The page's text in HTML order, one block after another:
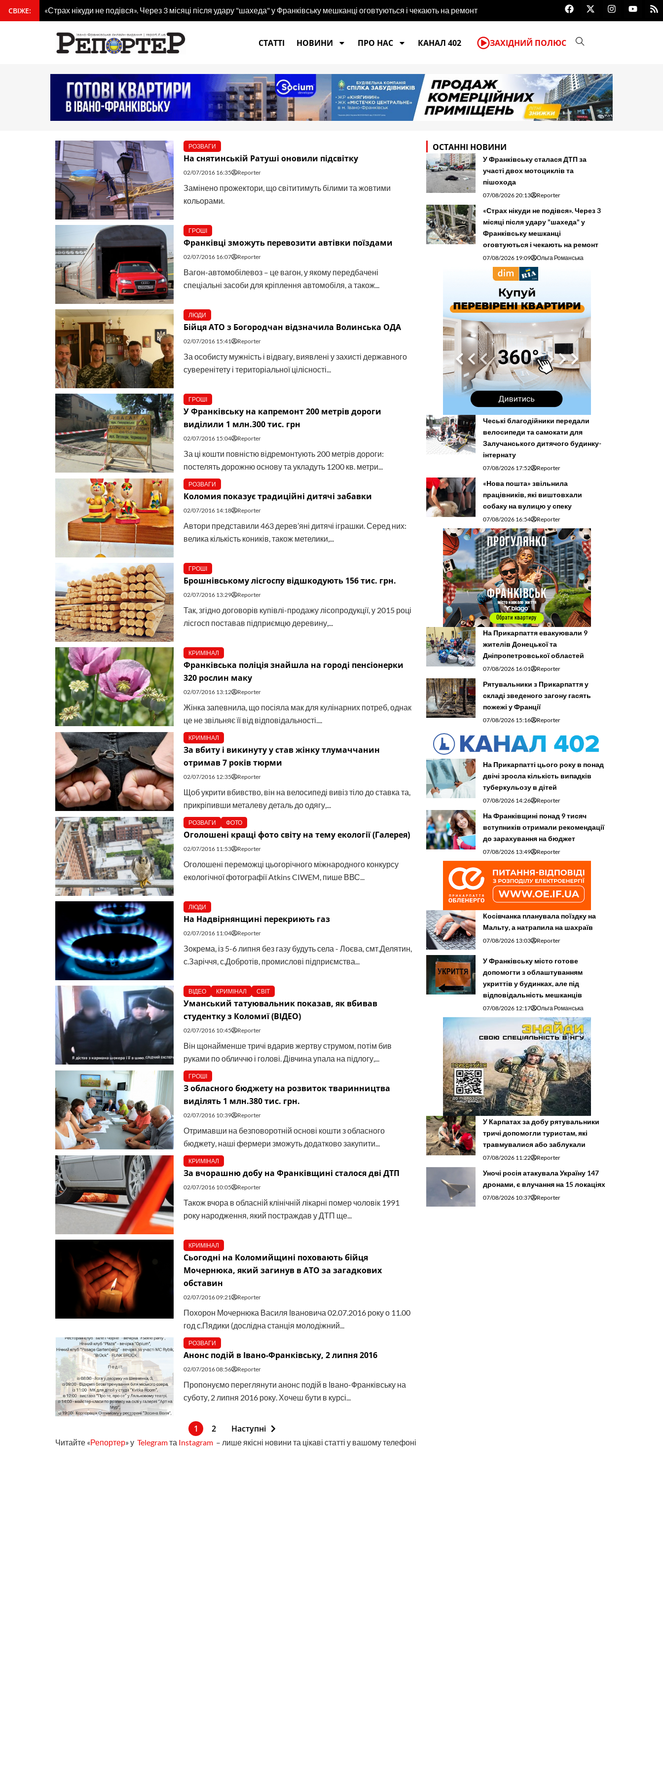
вмісту
СВІЖЕ: «Страх нікуди не подівся». Через 3 місяці після удару "шахеда" у Франківську мешканці оговтуються і чекають на ремонт Чеські благодійники передали
F
a
c
X
-
t
r
I
n
s
m
Y
o
u
R
s
s
СТАТТІ
НОВИНИ ПРО НАС КАНАЛ 402 ЗАХІДНИЙ ПОЛЮС
РОЗВАГИ
На снятинській Ратуші оновили підсвітку
02/07/2016 16:35 Reporter
Замінено прожектори, що світитимуть білими та жовтими
кольорами.
ГРОШІ
Франківці зможуть перевозити автівки поїздами
02/07/2016 16:07 Reporter
Вагон-автомобілевоз – це вагон, у якому передбачені
спеціальні засоби для кріплення автомобіля, а також...
ЛЮДИ
Бійця АТО з Богородчан відзначила Волинська ОДА
02/07/2016 15:41 Reporter
За особисту мужність і відвагу, виявлені у захисті державного
суверенітету і територіальної цілісності...
ГРОШІ
У Франківську на капремонт 200 метрів дороги
виділили 1 млн.300 тис. грн
02/07/2016 15:04 Reporter
За ці кошти повністю відремонтують 200 метрів дороги:
постелять дорожню основу та укладуть 1200 кв. метри...
РОЗВАГИ
Коломия показує традиційні дитячі забавки
02/07/2016 14:18 Reporter
Автори представили 463 дерев’яні дитячі іграшки. Серед них:
велика кількість коників, також метелики,...
ГРОШІ
Брошнівському лісгоспу відшкодують 156 тис. грн.
02/07/2016 13:29 Reporter
Так, згідно договорів купівлі-продажу лісопродукції, у 2015 році
лісгосп поставав підприємцю деревину,...
КРИМІНАЛ
Франківська поліція знайшла на городі пенсіонерки
320 рослин маку
02/07/2016 13:12 Reporter
Жінка запевнила, що посіяла мак для кулінарних потреб, однак
це не звільняє її від відповідальності....
КРИМІНАЛ
За вбиту і викинуту у став жінку тлумаччанин
отримав 7 років тюрми
02/07/2016 12:35 Reporter
Щоб укрити вбивство, він на велосипеді вивіз тіло до ставка та,
прикріпивши металеву деталь до одягу,...
РОЗВАГИ ФОТО
Оголошені кращі фото світу на тему екології (Галерея)
02/07/2016 11:53 Reporter
Оголошені переможці цьогорічного міжнародного конкурсу
екологічної фотографії Atkins CIWEM, пише ВВС...
ЛЮДИ
На Надвірнянщині перекриють газ
02/07/2016 11:04 Reporter
Зокрема, із 5-6 липня без газу будуть села - Лоєва, смт.Делятин,
с.Заріччя, с.Добротів, промислові підприємства...
ВІДЕО КРИМІНАЛ СВІТ
Уманський татуювальник показав, як вбивав
студентку з Коломиї (ВІДЕО)
02/07/2016 10:45 Reporter
Він щонайменше тричі вдарив жертву струмом, потім бив
руками по обличчю і голові. Дівчина упала на підлогу,...
ГРОШІ
З обласного бюджету на розвиток тваринництва
виділять 1 млн.380 тис. грн.
02/07/2016 10:39 Reporter
Отримавши на безповоротній основі кошти з обласного
бюджету, наші фермери зможуть додатково закупити...
КРИМІНАЛ
За вчорашню добу на Франківщині сталося дві ДТП
02/07/2016 10:05 Reporter
Також вчора в обласній клінічній лікарні помер чоловік 1991
року народження, який постраждав у ДТП ще...
КРИМІНАЛ
Сьогодні на Коломийщині поховають бійця
Мочернюка, який загинув в АТО за загадкових
обставин
02/07/2016 09:21 Reporter
Похорон Мочернюка Василя Івановича 02.07.2016 року о 11.00
год с.Пядики (дослідна станція молодіжний...
РОЗВАГИ
Анонс подій в Івано-Франківську, 2 липня 2016
02/07/2016 08:56 Reporter
Пропонуємо переглянути анонс подій в Івано-Франківську на
суботу, 2 липня 2016 року. Хочеш бути в курсі...
1 2 Наступні
Читайте «Репортер» у Telegramта Instagram – лише якісні новини та цікаві статті у вашому телефоні
ОСТАННІ НОВИНИ
У Франківську сталася ДТП за
участі двох мотоциклів та
пішохода
07/08/2026 20:13 Reporter
«Страх нікуди не подівся». Через 3
місяці після удару "шахеда" у
Франківську мешканці
оговтуються і чекають на ремонт
07/08/2026 19:09 Ольга Романська
Чеські благодійники передали
велосипеди та самокати для
Залучанського дитячого будинку-
інтернату
07/08/2026 17:52 Reporter
«Нова пошта» звільнила
працівників, які виштовхали
собаку на вулицю у спеку
07/08/2026 16:54 Reporter
На Прикарпаття евакуювали 9
жителів Донецької та
Дніпропетровської областей
07/08/2026 16:01 Reporter
Рятувальники з Прикарпаття у
складі зведеного загону гасять
пожежі у Франції
07/08/2026 15:16 Reporter
На Прикарпатті цього року в понад
двічі зросла кількість випадків
туберкульозу в дітей
07/08/2026 14:26 Reporter
На Франківщині понад 9 тисяч
вступників отримали рекомендації
до зарахування на бюджет
07/08/2026 13:49 Reporter
Косівчанка планувала поїздку на
Мальту, а натрапила на шахраїв
07/08/2026 13:03 Reporter
У Франківську місто готове
допомогти з облаштуванням
укриттів у будинках, але під
відповідальність мешканців
07/08/2026 12:17 Ольга Романська
У Карпатах за добу рятувальники
тричі допомогли туристам, які
травмувалися або заблукали
07/08/2026 11:22 Reporter
Уночі росія атакувала Україну 147
дронами, є влучання на 15 локаціях
07/08/2026 10:37 Reporter